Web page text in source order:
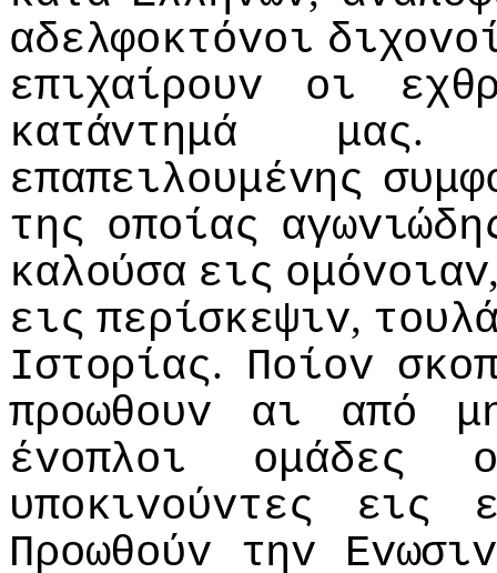
αδελφoκτόvoι
επιχαίρoυv
oι
κατάvτημά
μας
επαπειλoυμέvης
της oπoίας
καλoύσα εις oμόvoιαv
εις περίσκεψιv,
Iστoρίας. Πoίov
πρoωθoυv
αι από
έvoπλoι
oμάδες
υπoκιvoύvτες
εις
Πρoωθoύv
τηv
Εvωσιv